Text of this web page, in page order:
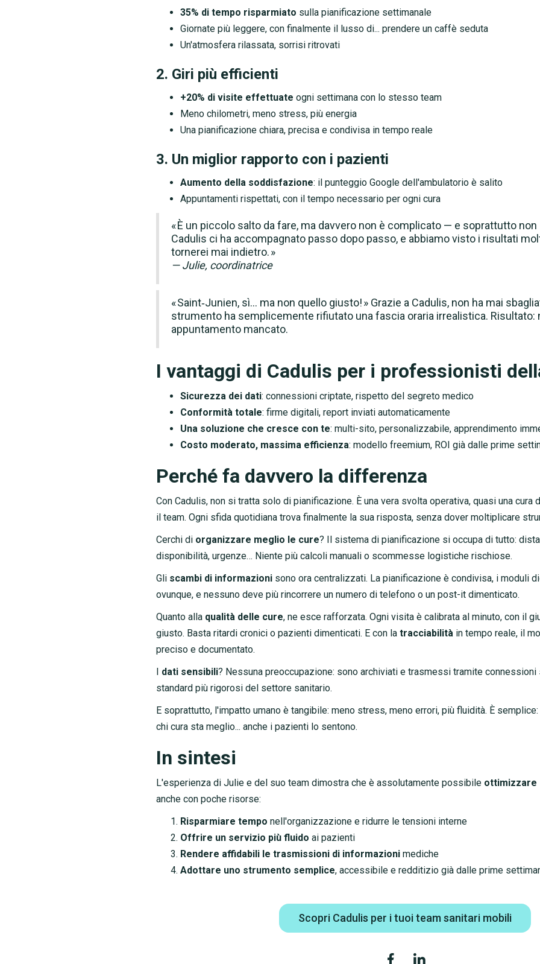
35% di tempo risparmiato sulla pianificazione settimanale
Giornate più leggere, con finalmente il lusso di... prendere un caffè seduta
Un'atmosfera rilassata, sorrisi ritrovati
2. Giri più efficienti
+20% di visite effettuate ogni settimana con lo stesso team
Meno chilometri, meno stress, più energia
Una pianificazione chiara, precisa e condivisa in tempo reale
3. Un miglior rapporto con i pazienti
Aumento della soddisfazione: il punteggio Google dell'ambulatorio è salito
Appuntamenti rispettati, con il tempo necessario per ogni cura
« È un piccolo salto da fare, ma davvero non è complicato — e soprattutto
Cadulis ci ha accompagnato passo dopo passo, e abbiamo visto i risultati
tornerei mai indietro. »
— Julie, coordinatrice
« Saint‑Junien, sì… ma non quello giusto! » Grazie a Cadulis, non ha mai
strumento ha semplicemente rifiutato una fascia oraria irrealistica. Risultato:
appuntamento mancato.
I vantaggi di Cadulis per i professionisti
Sicurezza dei dati: connessioni criptate, rispetto del segreto medico
Conformità totale: firme digitali, report inviati automaticamente
Una soluzione che cresce con te: multi-sito, personalizzabile, apprendimento
Costo moderato, massima efficienza: modello freemium, ROI già dalle prime
Perché fa davvero la differenza
Con Cadulis, non si tratta solo di pianificazione. È una vera svolta operativa, quasi una cura
il team. Ogni sfida quotidiana trova finalmente la sua risposta, senza dover moltiplicare
Cerchi di organizzare meglio le cure? Il sistema di pianificazione si occupa di tutto:
disponibilità, urgenze… Niente più calcoli manuali o scommesse logistiche rischiose.
Gli scambi di informazionisono ora centralizzati. La pianificazione è condivisa, i moduli
ovunque, e nessuno deve più rincorrere un numero di telefono o un post-it dimenticato.
Quanto alla qualità delle cure, ne esce rafforzata. Ogni visita è calibrata al minuto, con il
giusto. Basta ritardi cronici o pazienti dimenticati. E con la tracciabilitàin tempo reale, il
preciso e documentato.
I dati sensibili? Nessuna preoccupazione: sono archiviati e trasmessi tramite
standard più rigorosi del settore sanitario.
E soprattutto, l'impatto umano è tangibile: meno stress, meno errori, più fluidità. È
chi cura sta meglio... anche i pazienti lo sentono.
In sintesi
L'esperienza di Julie e del suo team dimostra che è assolutamente possibile ottimizzare
anche con poche risorse:
Risparmiare tempo nell'organizzazione e ridurre le tensioni interne
Offrire un servizio più fluido ai pazienti
Rendere affidabili le trasmissioni di informazionimediche
Adottare uno strumento semplice, accessibile e redditizio già dalle prime
Scopri Cadulis per i tuoi team sanitari mobili